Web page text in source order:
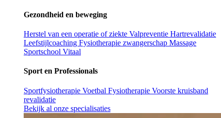
Gezondheid en beweging
Herstel van een operatie of ziekte Valpreventie Hartrevalidatie
Leefstijlcoaching Fysiotherapie zwangerschap Massage
Sportschool Vitaal
Sport en Professionals
Sportfysiotherapie Voetbal Fysiotherapie Voorste kruisband
revalidatie
Bekijk al onze specialisaties